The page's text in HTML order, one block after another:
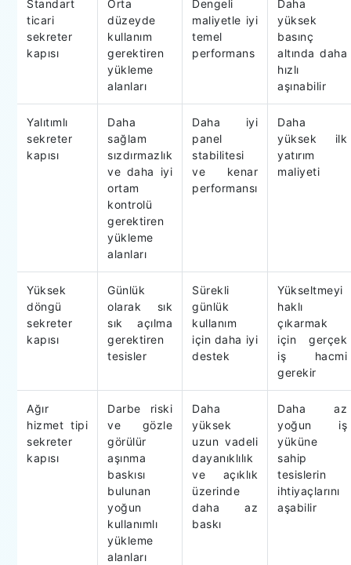
Standart
ticari
sekreter
kapısı
Orta
düzeyde
kullanım
gerektiren
yükleme
alanları
Dengeli
maliyetle iyi
temel
performans
Daha
yüksek
basınç
altında daha
hızlı
aşınabilir
Yalıtımlı
sekreter
kapısı
Daha
sağlam
sızdırmazlık
ve daha iyi
ortam
kontrolü
gerektiren
yükleme
alanları
Daha iyi
panel
stabilitesi
ve kenar
performansı
Daha
yüksek ilk
yatırım
maliyeti
Yüksek
döngü
sekreter
kapısı
Günlük
olarak sık
sık açılma
gerektiren
tesisler
Sürekli
günlük
kullanım
için daha iyi
destek
Yükseltmeyi
haklı
çıkarmak
için gerçek
iş hacmi
gerekir
Ağır
hizmet tipi
sekreter
kapısı
Darbe riski
ve gözle
görülür
aşınma
baskısı
bulunan
yoğun
kullanımlı
yükleme
alanları
Daha
yüksek
uzun vadeli
dayanıklılık
ve açıklık
üzerinde
daha az
baskı
Daha az
yoğun iş
yüküne
sahip
tesislerin
ihtiyaçlarını
aşabilir